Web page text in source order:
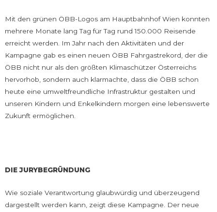
Mit den grünen ÖBB-Logos am Hauptbahnhof Wien konnten
mehrere Monate lang Tag für Tag rund 150.000 Reisende
erreicht werden. Im Jahr nach den Aktivitäten und der
Kampagne gab es einen neuen ÖBB Fahrgastrekord, der die
ÖBB nicht nur als den größten Klimaschützer Österreichs
hervorhob, sondern auch klarmachte, dass die ÖBB schon
heute eine umweltfreundliche Infrastruktur gestalten und
unseren Kindern und Enkelkindern morgen eine lebenswerte
Zukunft ermöglichen.
DIE JURYBEGRÜNDUNG
Wie soziale Verantwortung glaubwürdig und überzeugend
dargestellt werden kann, zeigt diese Kampagne. Der neue